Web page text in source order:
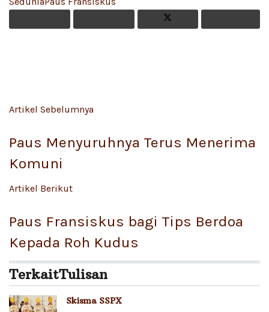
Artikel Sebelumnya
Paus Menyuruhnya Terus Menerima
Komuni
Artikel Berikut
Paus Fransiskus bagi Tips Berdoa
Kepada Roh Kudus
TerkaitTulisan
Skisma SSPX